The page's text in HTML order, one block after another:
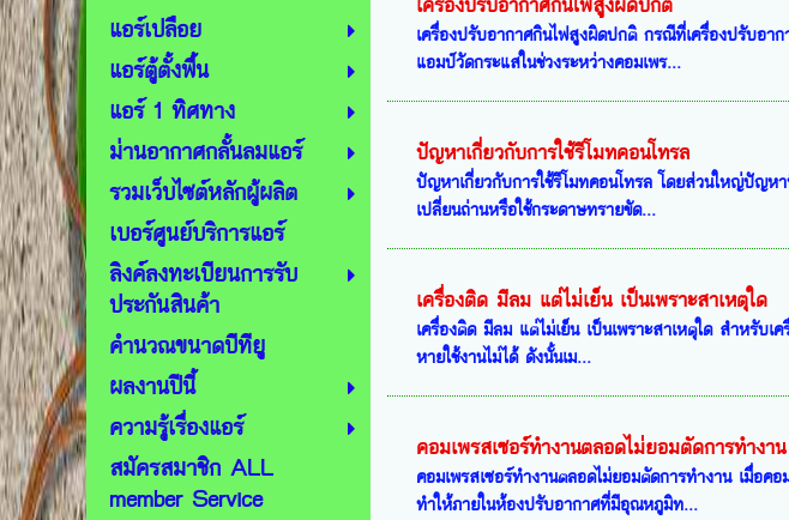
แอร์เปลือย
แอร์ตู้ตั้งพื้น
แอร์ 1 ทิศทาง
ม่านอากาศกลั้นลมแอร์
รวมเว็บไซต์หลักผู้ผลิต
เบอร์ศูนย์บริการแอร์
ลิงค์ลงทะเบียนการรับ
ประกันสินค้า
คำนวณขนาดบีทียู
ผลงานปีนี้
ความรู้เรื่องแอร์
สมัครสมาชิก ALL
member Service
เครื่องปรับอากาศกินไฟสูงผิดปกติ กรณีที่เครื่องปรับอา
แอมป์วัดกระแสในช่วงระหว่างคอมเพร...
ปัญหาเกี่ยวกับการใช้รีโมทคอนโทรล
ปัญหาเกี่ยวกับการใช้รีโมทคอนโทรล โดยส่วนใหญ่ปัญห
เปลี่ยนถ่านหรือใช้กระดาษทรายขัด...
เครื่องติด มีลม แต่ไม่เย็น เป็นเพราะสาเหตุใด
เครื่องติด มีลม แต่ไม่เย็น เป็นเพราะสาเหตุใด สำหรับ
หายใช้งานไม่ได้ ดังนั้นเม...
คอมเพรสเซอร์ทำงานตลอดไม่ยอมตัดการทำงาน
คอมเพรสเซอร์ทำงานตลอดไม่ยอมตัดการทำงาน เมื่อค
ทำให้ภายในห้องปรับอากาศที่มีอุณหภูมิท...